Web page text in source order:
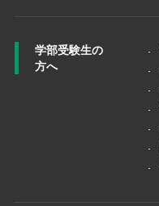
学部受験生の
方へ